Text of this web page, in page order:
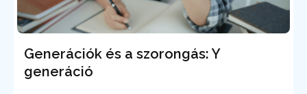
Generációk és a szorongás: Y
generáció